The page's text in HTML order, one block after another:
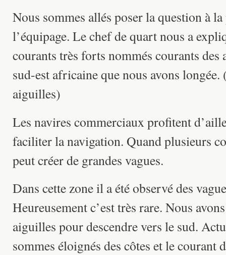
Nous sommes allés poser la question à
l’équipage. Le chef de quart nous a
courants très forts nommés courants des
sud-est africaine que nous avons
aiguilles)
Les navires commerciaux profitent
faciliter la navigation. Quand plusieurs
peut créer de grandes vagues.
Dans cette zone il a été observé des
Heureusement c’est très rare. Nous
aiguilles pour descendre vers le sud.
sommes éloignés des côtes et le